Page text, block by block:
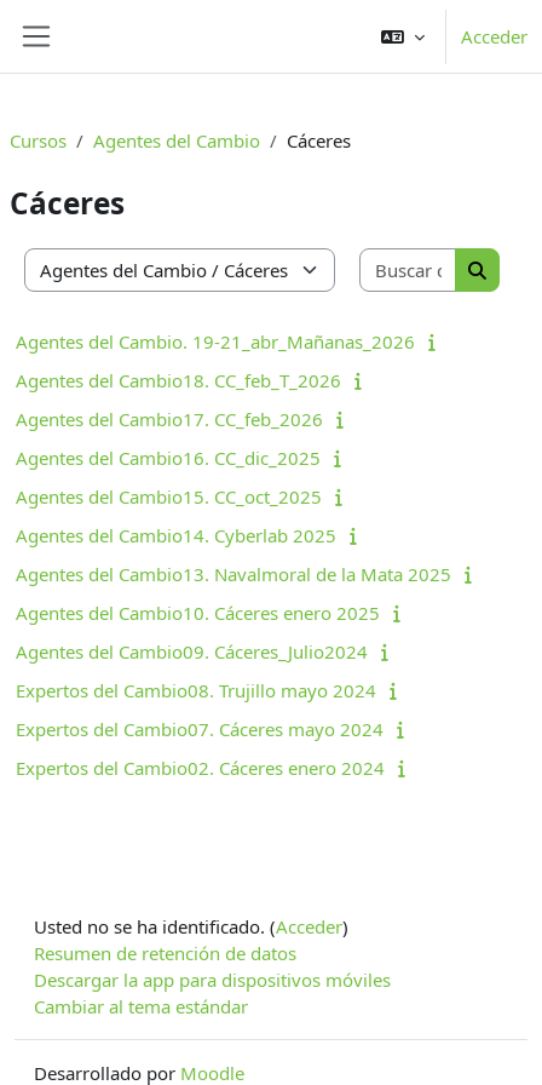
Acceder
Cursos Agentes del Cambio Cáceres
Cáceres
Categorías
Buscar
Buscar
Agentes del Cambio. 19-21_abr_Mañanas_2026
Agentes del Cambio18. CC_feb_T_2026
Agentes del Cambio17. CC_feb_2026
Agentes del Cambio16. CC_dic_2025
Agentes del Cambio15. CC_oct_2025
Agentes del Cambio14. Cyberlab 2025
Agentes del Cambio13. Navalmoral de la Mata 2025
Agentes del Cambio10. Cáceres enero 2025
Agentes del Cambio09. Cáceres_Julio2024
Expertos del Cambio08. Trujillo mayo 2024
Expertos del Cambio07. Cáceres mayo 2024
Expertos del Cambio02. Cáceres enero 2024
Usted no se ha identificado. (Acceder)
Resumen de retención de datos
Descargar la app para dispositivos móviles
Cambiar al tema estándar
Desarrollado por Moodle